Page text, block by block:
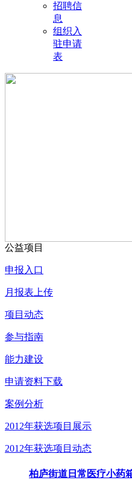
招聘信
息
组织入
驻申请
表
公益项目
申报入口
月报表上传
项目动态
参与指南
能力建设
申请资料下载
案例分析
2012年获选项目展示
2012年获选项目动态
柏庐街道日常医疗小药